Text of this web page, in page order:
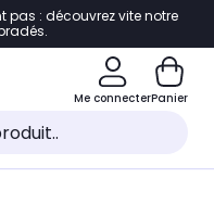
page
pas : découvrez vite notre
Me connecterPanier